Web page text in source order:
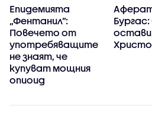
Епидемията
„Фентанил”:
Повечето от
употребяващите
не знаят, че
купуват мощния
опиоид